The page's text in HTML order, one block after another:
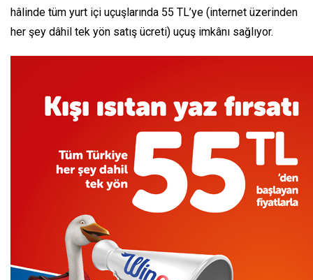
hâlinde tüm yurt içi uçuşlarında 55 TL’ye (internet üzerinden
her şey dâhil tek yön satış ücreti) uçuş imkânı sağlıyor.